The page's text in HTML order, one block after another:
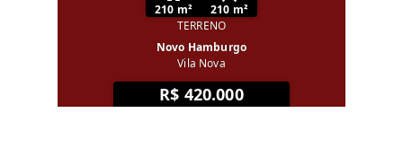
210 m²
210 m²
TERRENO
Novo Hamburgo
Vila Nova
R$ 420.000